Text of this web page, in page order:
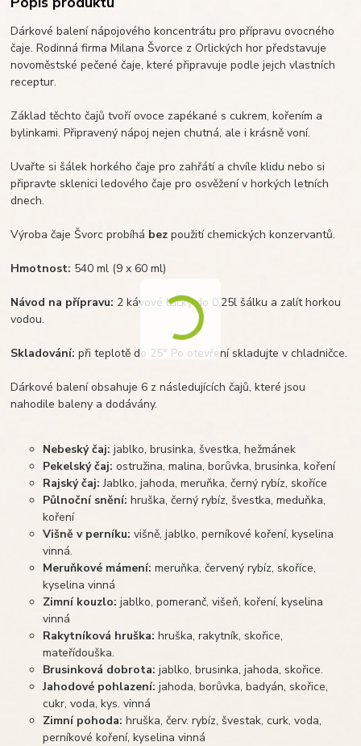
Dárkové balení nápojového koncentrátu pro přípravu ovocného
čaje. Rodinná firma Milana Švorce z Orlických hor představuje
novoměstské pečené čaje, které připravuje podle jejch vlastních
receptur.
Základ těchto čajů tvoří ovoce zapékané s cukrem, kořením a
bylinkami. Připravený nápoj nejen chutná, ale i krásně voní.
Uvařte si šálek horkého čaje pro zahřátí a chvíle klidu nebo si
připravte sklenici ledového čaje pro osvěžení v horkých letních
dnech.
Výroba čaje Švorc probíhá bez použití chemických konzervantů.
Hmotnost: 540 ml (9 x 60 ml)
Návod na přípravu: 2 kávové lžičky do 0,25l šálku a zalít horkou
vodou.
Skladování: při teplotě do 25° Po otevření skladujte v chladničce.
Dárkové balení obsahuje 6 z následujících čajů, které jsou
nahodile baleny a dodávány.
Nebeský čaj: jablko, brusinka, švestka, hežmánek
Pekelský čaj: ostružina, malina, borůvka, brusinka, koření
Rajský čaj: Jablko, jahoda, meruňka, černý rybíz, skoříce
Půlnoční snění: hruška, černý rybíz, švestka, meduňka,
koření
Višně v perníku: višně, jablko, perníkové koření, kyselina
vinná.
Meruňkové mámení: meruňka, červený rybíz, skoříce,
kyselina vinná
Zimní kouzlo: jablko, pomeranč, višeň, koření, kyselina
vinná
Rakytníková hruška: hruška, rakytník, skořice,
mateřídouška.
Brusinková dobrota: jablko, brusinka, jahoda, skořice.
Jahodové pohlazení: jahoda, borůvka, badyán, skořice,
cukr, voda, kys. vinná
Zimní pohoda: hruška, červ. rybíz, švestak, curk, voda,
perníkové koření, kyselina vinná